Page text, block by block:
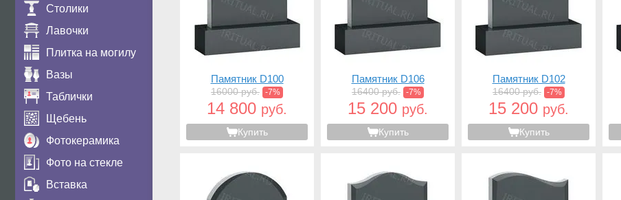
Столики
Лавочки
Плитка на могилу
Вазы
Таблички
Щебень
Фотокерамика
Фото на стекле
Вставка
Памятник D100
16000 руб. -7%
14 800 руб.
Купить
Памятник D106
16400 руб. -7%
15 200 руб.
Купить
Памятник D102
16400 руб. -7%
15 200 руб.
Купить